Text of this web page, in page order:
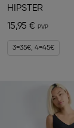
HIPSTER
15,95 €
3=35€, 4=45€